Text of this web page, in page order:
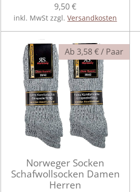
9,50 €
inkl. MwSt zzgl.Versandkosten
Ab 3,58 € / Paar
Norweger Socken
Schafwollsocken Damen
Herren